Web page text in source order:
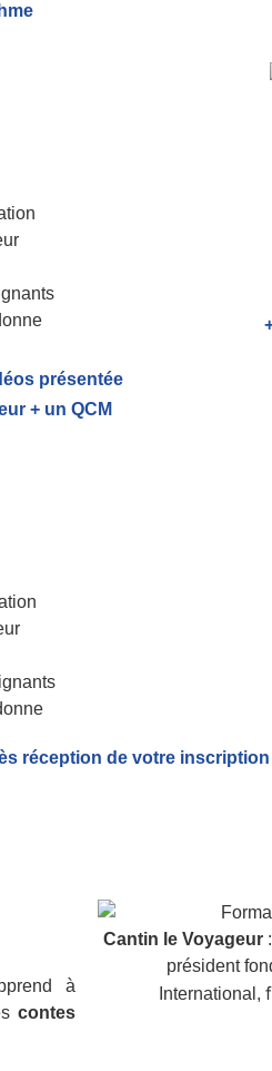
présentée
+ un QCM
réception de votre
à
contes
Cantin le Voyageur:
président
International,